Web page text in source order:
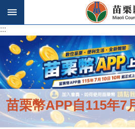
跳到主要內容區塊
:::
便民快e通2.0自